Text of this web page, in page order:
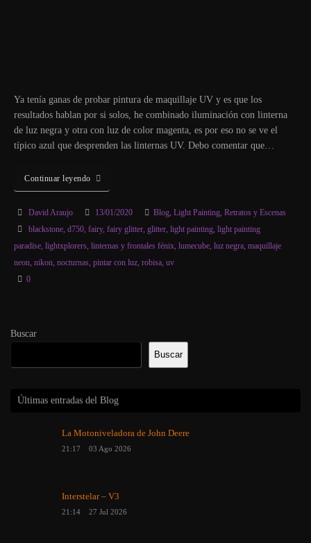
Ya tenía ganas de probar pintura de maquillaje UV y es que los
resultados hablan por si solos, he combinado iluminación con linterna
de luz negra y otra con luz de color magenta, es por eso no se ve el
típico azul que desprenden las linternas UV. Debo comentar que…
Continuar leyendo
David Araujo 13/01/2020 Blog, Light Painting, Retratos y Escenas
blackstone, d750, fairy, fairy glitter, glitter, light painting, light painting
paradise, lightxplorers, linternas y frontales fénix, lumecube, luz negra, maquillaje
neon, nikon, nocturnas, pintar con luz, robisa, uv
0
Buscar
Buscar
Últimas entradas del Blog
La Motoniveladora de John Deere
21:17 03 Ago 2026
Interstelar – V3
21:14 27 Jul 2026